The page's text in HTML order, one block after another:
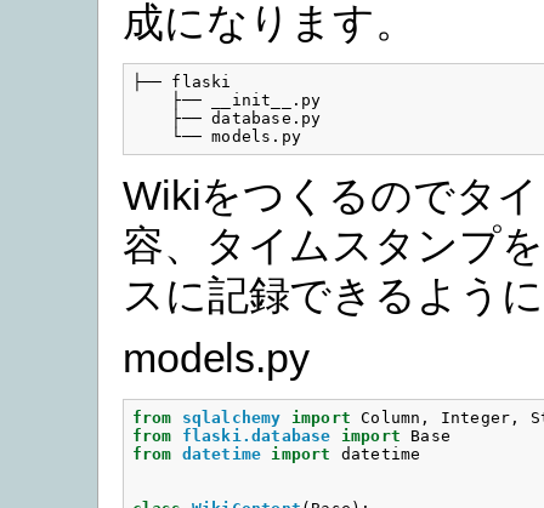
成になります。
├── flaski
├── __init__.py
├── database.py
Wikiをつくるのでタ
容、タイムスタンプ
スに記録できるよう
models.py
from sqlalchemy import Column , Integer ,
from
flaski.database import
Base
from datetime import datetime